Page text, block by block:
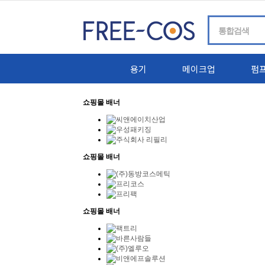
용기 메이크업 펌
쇼핑몰 배너
쇼핑몰 배너
쇼핑몰 배너